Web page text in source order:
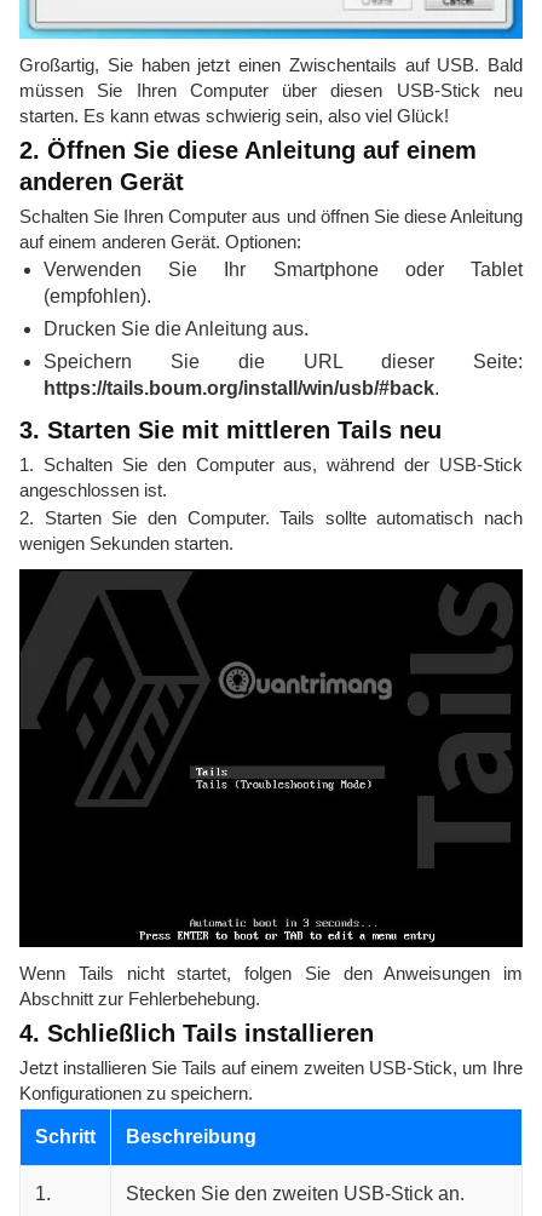
Großartig, Sie haben jetzt einen Zwischentails auf USB. Bald
müssen Sie Ihren Computer über diesen USB-Stick neu
starten. Es kann etwas schwierig sein, also viel Glück!
2. Öffnen Sie diese Anleitung auf einem
anderen Gerät
Schalten Sie Ihren Computer aus und öffnen Sie diese Anleitung
auf einem anderen Gerät. Optionen:
Verwenden Sie Ihr Smartphone oder Tablet
(empfohlen).
Drucken Sie die Anleitung aus.
Speichern Sie die URL dieser Seite:
https://tails.boum.org/install/win/usb/#back.
3. Starten Sie mit mittleren Tails neu
1. Schalten Sie den Computer aus, während der USB-Stick
angeschlossen ist.
2. Starten Sie den Computer. Tails sollte automatisch nach
wenigen Sekunden starten.
Wenn Tails nicht startet, folgen Sie den Anweisungen im
Abschnitt zur Fehlerbehebung.
4. Schließlich Tails installieren
Jetzt installieren Sie Tails auf einem zweiten USB-Stick, um Ihre
Konfigurationen zu speichern.
Schritt Beschreibung
1. Stecken Sie den zweiten USB-Stick an.